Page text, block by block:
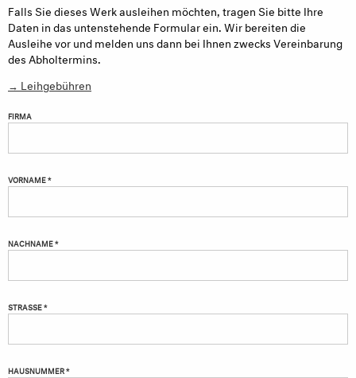
Falls Sie dieses Werk ausleihen möchten, tragen Sie bitte Ihre
Daten in das untenstehende Formular ein. Wir bereiten die
Ausleihe vor und melden uns dann bei Ihnen zwecks Vereinbarung
des Abholtermins.
→ Leihgebühren
FIRMA
VORNAME *
NACHNAME *
STRASSE *
HAUSNUMMER *